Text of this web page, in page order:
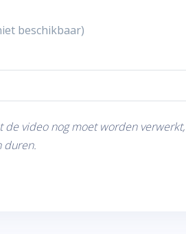
beschikbaar)
de video nog moet worden
duren.